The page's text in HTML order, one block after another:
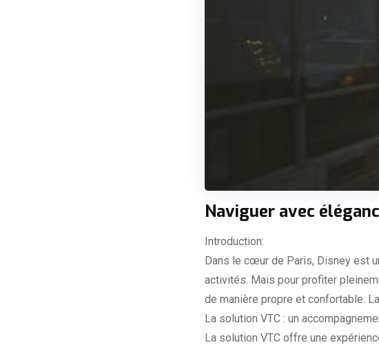
Naviguer avec
Introduction:
Dans le cœur de Paris, Disney est
activités. Mais pour profiter
de manière propre et confortable.
La solution VTC : un
La solution VTC offre une